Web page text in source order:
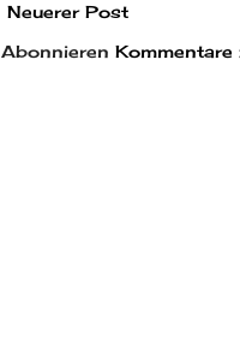
Neuerer Post
Abonnieren